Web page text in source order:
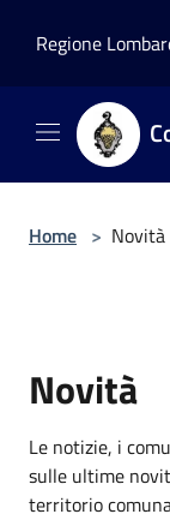
Regione
Home > Novità
Novità
Le notizie, i
sulle ultime
territorio